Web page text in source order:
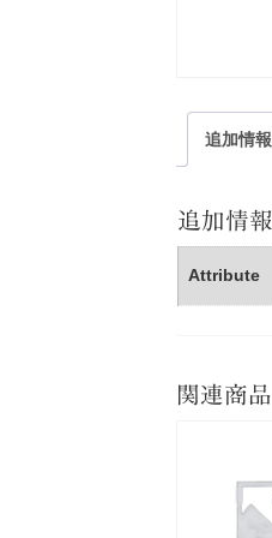
追加情報
追加情報
Attribute
関連商品